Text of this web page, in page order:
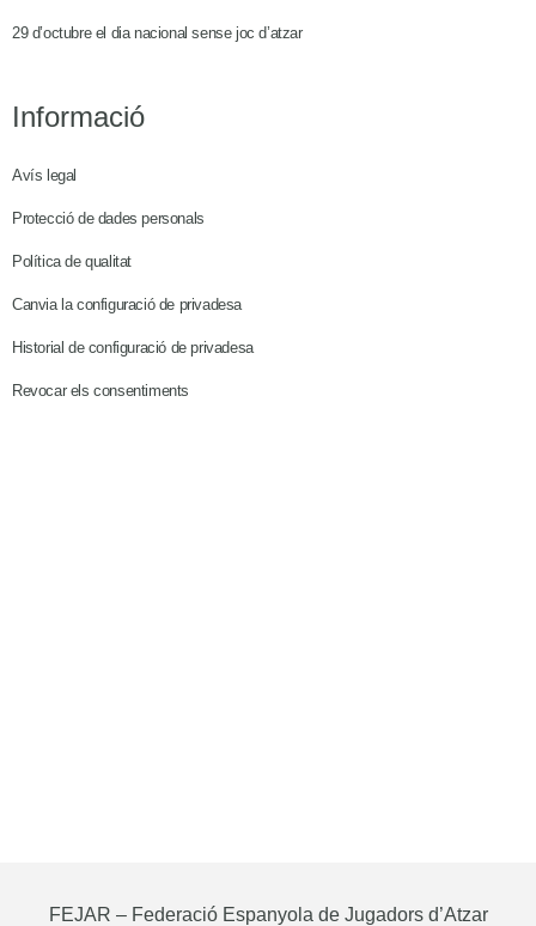
29 d’octubre el dia nacional sense joc d’atzar
Informació
Avís legal
Protecció de dades personals
Política de qualitat
Canvia la configuració de privadesa
Historial de configuració de privadesa
Revocar els consentiments
FEJAR – Federació Espanyola de Jugadors d’Atzar